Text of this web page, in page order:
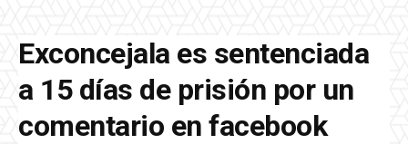
Exconcejala es sentenciada
a 15 días de prisión por un
comentario en facebook